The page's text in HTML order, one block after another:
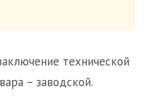
технической
– заводской.